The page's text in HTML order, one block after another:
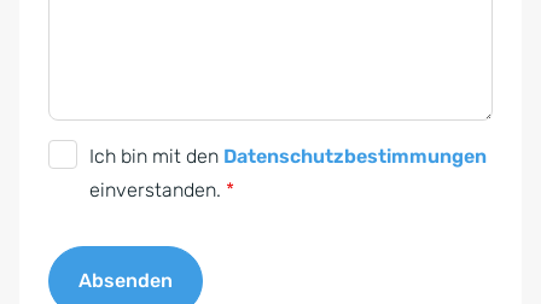
V
O
Ich bin mit den Datenschutzbestimmungen
einverstanden. *
Absenden